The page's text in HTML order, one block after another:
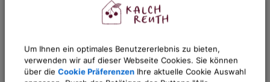
Um Ihnen ein optimales Benutzererlebnis zu bieten,
verwenden wir auf dieser Webseite Cookies. Sie können
über die Cookie Präferenzen Ihre aktuelle Cookie Auswahl